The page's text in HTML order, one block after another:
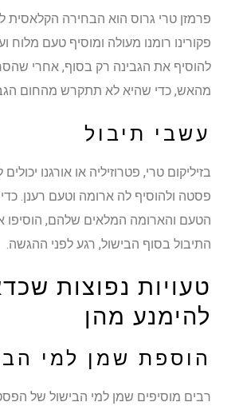
פרמזן טרי גרוס הוא הבחירה הקלאסית
פקורינו רומנו מעולה ומוסיף טעם מלוח
להוסיף את הגבינה רק בסוף, אחרי
מהאש, כדי שהיא לא תתקרש מהחום
עשבי תיבול
בזיליקום טרי, פטרוזיליה או אורגנו יכולים
פסטה ולהוסיף לה ארומה וטעם רענן. כדי
הטעם והארומה המלאים שלהם, הוסיפו
התיבול בסוף הבישול, רגע לפני ההגשה.
טעויות נפוצות
להימנע מהן
הוספת שמן למי
רבים מוסיפים שמן למי הבישול של